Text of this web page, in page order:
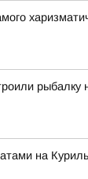
рыбалку
на